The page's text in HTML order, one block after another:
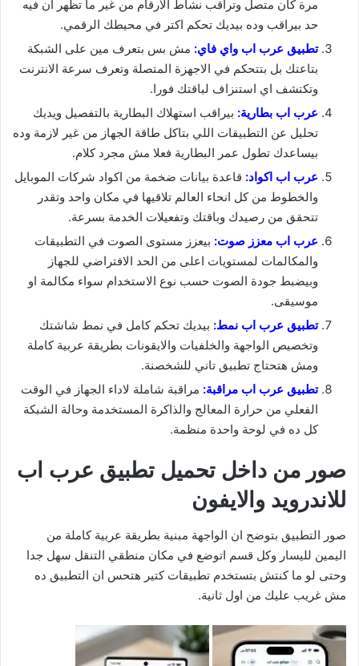
مرة كان متصل وتراقب نشاط الارقام من غير ما تظهر ان فيه
حد بيراقب وده بيديك تحكم اكتر في محيطك الرقمي.
تطبيق عرب اب واي فاي: مش بس بتعرف مين على الشبكة
بتاعتك بل بتتحكم في الاجهزة المتصلة وتعرف سرعة الانترنت
وتكتشف اي استنزاف لباقتك فورا.
عرب اب بطارية: بيراقب استهلاك البطارية بالتفصيل ويديك
تحليل عن التطبيقات اللي بتاكل طاقة الجهاز من غير لازمة وده
بيساعدك تطول عمر البطارية فعلا مش مجرد كلام.
عرب اب اكواد: قاعدة بيانات ضخمة من اكواد شركات الموبايل
والخطوط من كل انحاء العالم تلاقيها في مكان واحد وتقدر
تتحقق من رصيدك وباقتك وتفعيلات الخدمة بسرعة.
عرب اب معزز صوت: بيعزز مستوى الصوت في التطبيقات
والمكالمات لمستويات اعلى من الحد الافتراضي للجهاز
وبيضبط جودة الصوت حسب نوع الاستخدام سواء مكالمة او
موسيقى.
تطبيق عرب اب نمط: بيديك تحكم كامل في نمط شاشتك
وتخصيص الواجهة والخلفيات والايقونات بطريقة عربية كاملة
ومش هتحتاج تطبيق تاني للشخصنة.
تطبيق عرب اب مراقبة: مراقبة شاملة لاداء الجهاز في الوقت
الفعلي من حرارة المعالج والذاكرة المستخدمة وحالة الشبكة
كل ده في لوحة واحدة منظمة.
صور من داخل تحميل تطبيق عرب اب
للاندرويد والايفون
صور التطبيق بتوضح ان الواجهة مبنية بطريقة عربية كاملة من
اليمين لليسار وكل قسم اتوضع في مكان منطقي التنقل سهل جدا
وحتى لو ما كنتش بتستخدم تطبيقات كتير هتحس ان التطبيق ده
مش غريب عليك من اول ثانية.